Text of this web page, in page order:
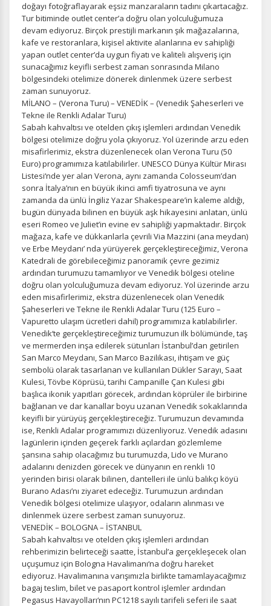
doğayı fotoğraflayarak eşsiz manzaraların tadını çıkartacağız.
Tur bitiminde outlet center’a doğru olan yolculuğumuza
devam ediyoruz. Birçok prestijli markanın şık mağazalarına,
kafe ve restoranlara, kişisel aktivite alanlarına ev sahipliği
yapan outlet center’da uygun fiyatı ve kaliteli alışveriş için
sunacağımız keyifli serbest zaman sonrasında Milano
bölgesindeki otelimize dönerek dinlenmek üzere serbest
zaman sunuyoruz.
MİLANO – (Verona Turu) – VENEDİK – (Venedik Şaheserleri ve
Tekne ile Renkli Adalar Turu)
Sabah kahvaltısı ve otelden çıkış işlemleri ardından Venedik
bölgesi otelimize doğru yola çıkıyoruz. Yol üzerinde arzu eden
misafirlerimiz, ekstra düzenlenecek olan Verona Turu (50
Euro) programımıza katılabilirler. UNESCO Dünya Kültür Mirası
Listesi‘nde yer alan Verona, aynı zamanda Colosseum’dan
sonra İtalya’nın en büyük ikinci amfi tiyatrosuna ve aynı
zamanda da ünlü İngiliz Yazar Shakespeare’in kaleme aldığı,
bugün dünyada bilinen en büyük aşk hikayesini anlatan, ünlü
eseri Romeo ve Juliet’in evine ev sahipliği yapmaktadır. Birçok
mağaza, kafe ve dükkanlarla çevrili Via Mazzini (ana meydan)
ve Erbe Meydanı’ nda yürüyerek gerçekleştireceğimiz, Verona
Katedrali de görebileceğimiz panoramik çevre gezimiz
ardından turumuzu tamamlıyor ve Venedik bölgesi oteline
doğru olan yolculuğumuza devam ediyoruz. Yol üzerinde arzu
eden misafirlerimiz, ekstra düzenlenecek olan Venedik
Şaheserleri ve Tekne ile Renkli Adalar Turu (125 Euro –
Vapuretto ulaşım ücretleri dahil) programımıza katılabilirler.
Venedik‘te gerçekleştireceğimiz turumuzun ilk bölümünde, taş
ve mermerden inşa edilerek sütunları İstanbul’dan getirilen
San Marco Meydanı, San Marco Bazilikası, ihtişam ve güç
sembolü olarak tasarlanan ve kullanılan Dükler Sarayı, Saat
Kulesi, Tövbe Köprüsü, tarihi Campanille Çan Kulesi gibi
başlıca ikonik yapıtları görecek, ardından köprüler ile birbirine
bağlanan ve dar kanallar boyu uzanan Venedik sokaklarında
keyifli bir yürüyüş gerçekleştireceğiz. Turumuzun devamında
ise, Renkli Adalar programımızı düzenliyoruz. Venedik adasını
lagünlerin içinden geçerek farklı açılardan gözlemleme
şansına sahip olacağımız bu turumuzda, Lido ve Murano
adalarını denizden görecek ve dünyanın en renkli 10
yerinden birisi olarak bilinen, dantelleri ile ünlü balıkçı köyü
Burano Adası’nı ziyaret edeceğiz. Turumuzun ardından
Venedik bölgesi otelimize ulaşıyor, odaların alınması ve
dinlenmek üzere serbest zaman sunuyoruz.
VENEDİK – BOLOGNA – İSTANBUL
Sabah kahvaltısı ve otelden çıkış işlemleri ardından
rehberimizin belirteceği saatte, İstanbul’a gerçekleşecek olan
uçuşumuz için Bologna Havalimanı‘na doğru hareket
ediyoruz. Havalimanına varışımızla birlikte tamamlayacağımız
bagaj teslim, bilet ve pasaport kontrol işlemler ardından
Pegasus Havayolları‘nın PC1218 sayılı tarifeli seferi ile saat